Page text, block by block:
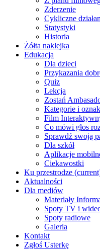
Zderzenie
Cykliczne
Statystyki
Historia
Żółta naklejka
Edukacja
Dla dzieci
Przykazania
Quiz
Lekcja
Zostań
Kategorie i
Film
Co mówi głos
Sprawdź swoją
Dla szkół
Aplikacje
Ciekawostki
Ku przestrodze
Aktualności
Dla mediów
Materiały
Spoty TV i
Spoty radiowe
Galeria
Kontakt
Zgłoś Usterkę